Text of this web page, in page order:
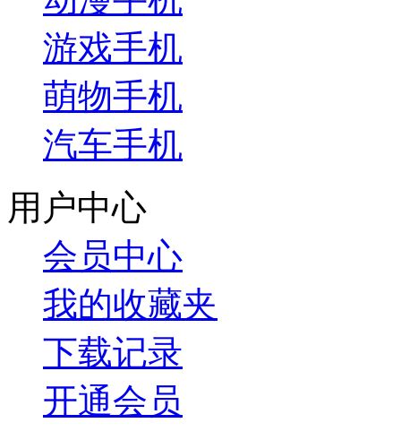
游戏手机
萌物手机
汽车手机
用户中心
会员中心
我的收藏夹
下载记录
开通会员